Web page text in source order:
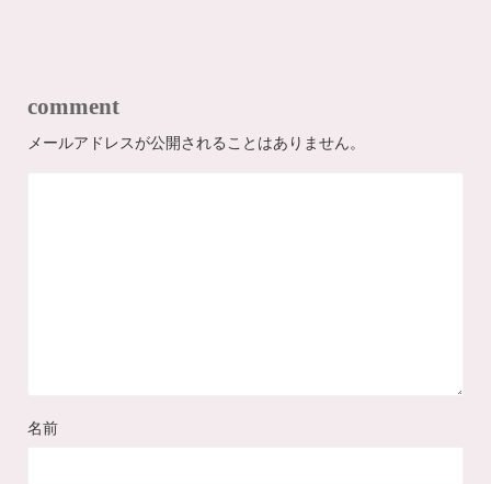
comment
メールアドレスが公開されることはありません。
名前